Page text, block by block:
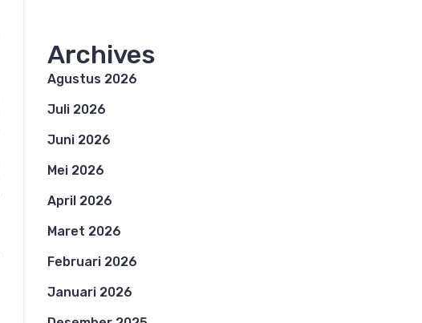
Archives
Agustus 2026
Juli 2026
Juni 2026
Mei 2026
April 2026
Maret 2026
Februari 2026
Januari 2026